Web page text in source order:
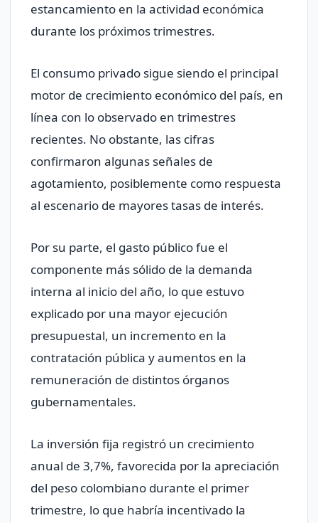
estancamiento en la actividad económica
durante los próximos trimestres.
El consumo privado sigue siendo el principal
motor de crecimiento económico del país, en
línea con lo observado en trimestres
recientes. No obstante, las cifras
confirmaron algunas señales de
agotamiento, posiblemente como respuesta
al escenario de mayores tasas de interés.
Por su parte, el gasto público fue el
componente más sólido de la demanda
interna al inicio del año, lo que estuvo
explicado por una mayor ejecución
presupuestal, un incremento en la
contratación pública y aumentos en la
remuneración de distintos órganos
gubernamentales.
La inversión fija registró un crecimiento
anual de 3,7%, favorecida por la apreciación
del peso colombiano durante el primer
trimestre, lo que habría incentivado la